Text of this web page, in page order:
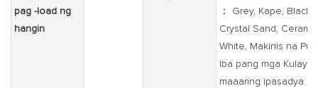
pag -load ng
hangin
： Grey, Kape, Black
Crystal Sand, Ceramic
White, Makinis na Puti,
Iba pang mga Kulay
maaaring ipasadya